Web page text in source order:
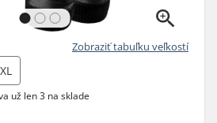
Zobraziť tabuľku veľkostí
už len 3 na sklade